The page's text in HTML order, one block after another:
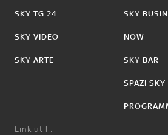
SKY TG 24
SKY VIDEO
SKY ARTE
SKY
NOW
SKY BAR
SPAZI SKY
Link utili: